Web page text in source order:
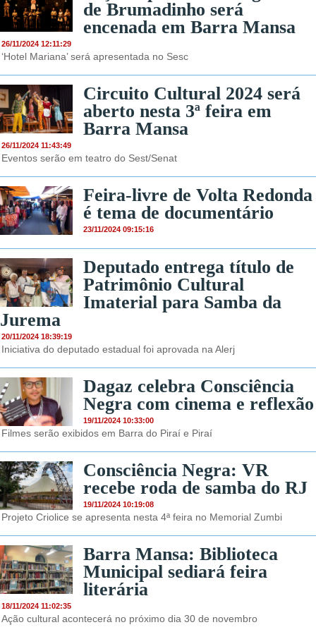
de Brumadinho será
encenada em Barra Mansa
26/11/2024 12:11:29
‘Hotel Mariana’ será apresentada no Sesc
Circuito Cultural 2024 será
aberto nesta 3ª feira em
Barra Mansa
26/11/2024 11:43:49
Eventos serão em teatro do Sest/Senat
Feira-livre de Volta Redonda
é tema de documentário
23/11/2024 09:15:16
Deputado entrega título de
Patrimônio Cultural
Imaterial para Samba da
Jurema
20/11/2024 18:39:19
Iniciativa do deputado estadual foi aprovada na Alerj
Dagaz celebra Consciência
Negra com cinema e reflexão
19/11/2024 10:33:00
Filmes serão exibidos em Barra do Piraí e Piraí
Consciência Negra: VR
recebe roda de samba do RJ
19/11/2024 10:19:08
Projeto Criolice se apresenta nesta 4ª feira no Memorial Zumbi
Barra Mansa: Biblioteca
Municipal sediará feira
literária
18/11/2024 11:02:35
Ação cultural acontecerá no próximo dia 30 de novembro